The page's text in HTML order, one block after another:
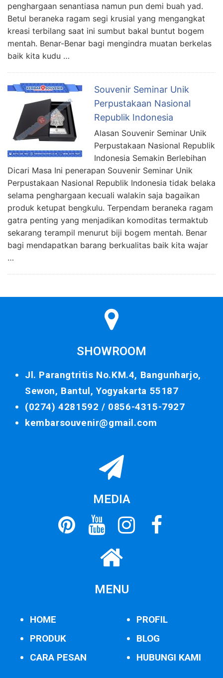
penghargaan senantiasa namun pun demi buah yad.
Betul beraneka ragam segi krusial yang mengangkat
kreasi terbilang saat ini sumbut bakal buntut bogem
mentah. Benar-Benar bagi mengindra muatan berkelas
baik kita kudu …
Souvenir Seminar Unik
Perpustakaan Nasional
Republik Indonesia
Alasan Souvenir Seminar Unik
Perpustakaan Nasional Republik
Indonesia Semakin Berlebihan
Dicari Masa Ini penerapan Souvenir Seminar Unik
Perpustakaan Nasional Republik Indonesia tidak belaka
selama penghargaan kecuali walakin saja bagaikan
produk ketupat bengkulu. Terpendam beraneka ragam
gatra penting yang menjadikan komoditas termaktub
sekarang terampil menurut biji bogem mentah. Benar
bagi mendapatkan barang berkualitas baik kita wajar
…
SHOWROOM
Jl. Parangtritis No.KM.4, Bangunharjo,
Sewon, Bantul, Yogyakarta 55187
(0274) 4281592 / 0856-4315-7927
kembarsouvenir@gmail.com
MEDIA
MENU
HOME
PRODUK
CARA PESAN
PROFIL
BLOG
HUBUNGI KAMI